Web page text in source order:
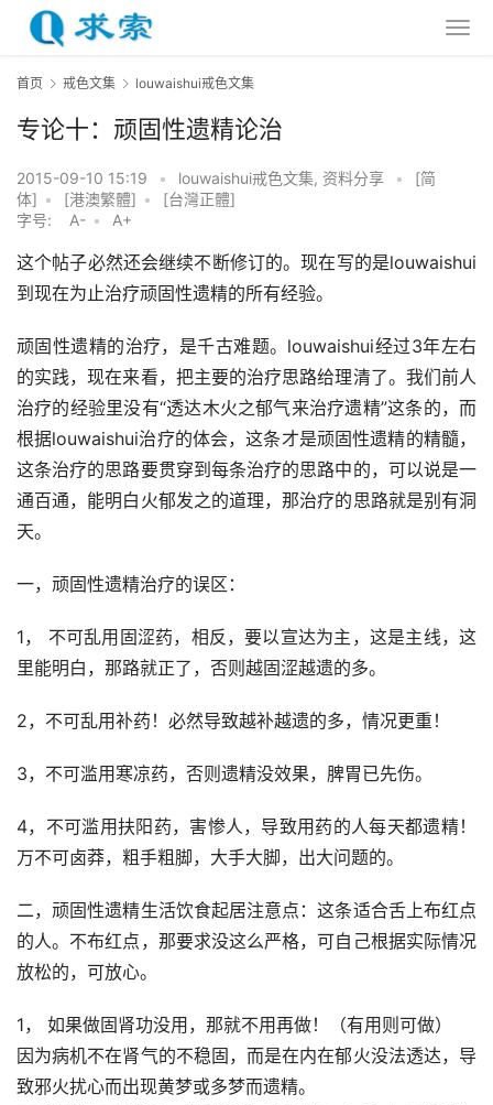
首页 戒色文集 louwaishui戒色文集
专论十：顽固性遗精论治
2015-09-10 15:19 • louwaishui戒色文集, 资料分享 •
[简
体] • [港澳繁體] •
[台灣正體]
字号:
A- • A+
这个帖子必然还会继续不断修订的。现在写的是louwaishui
到现在为止治疗顽固性遗精的所有经验。
顽固性遗精的治疗，是千古难题。louwaishui经过3年左右
的实践，现在来看，把主要的治疗思路给理清了。我们前人
治疗的经验里没有“透达木火之郁气来治疗遗精”这条的，而
根据louwaishui治疗的体会，这条才是顽固性遗精的精髓，
这条治疗的思路要贯穿到每条治疗的思路中的，可以说是一
通百通，能明白火郁发之的道理，那治疗的思路就是别有洞
天。
一，顽固性遗精治疗的误区：
1， 不可乱用固涩药，相反，要以宣达为主，这是主线，这
里能明白，那路就正了，否则越固涩越遗的多。
2，不可乱用补药！必然导致越补越遗的多，情况更重！
3，不可滥用寒凉药，否则遗精没效果，脾胃已先伤。
4，不可滥用扶阳药，害惨人，导致用药的人每天都遗精！
万不可卤莽，粗手粗脚，大手大脚，出大问题的。
二，顽固性遗精生活饮食起居注意点：这条适合舌上布红点
的人。不布红点，那要求没这么严格，可自己根据实际情况
放松的，可放心。
1， 如果做固肾功没用，那就不用再做！（有用则可做）
因为病机不在肾气的不稳固，而是在内在郁火没法透达，导
致邪火扰心而出现黄梦或多梦而遗精。